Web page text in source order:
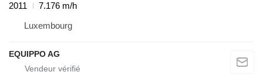
2011
7.176 m/h
Luxembourg
EQUIPPO AG